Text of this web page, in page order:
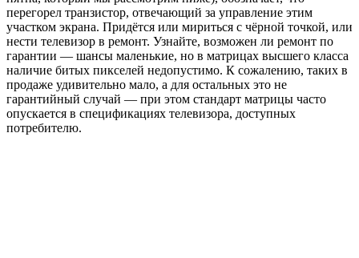
перегорел транзистор, отвечающий за управление этим
участком экрана. Придётся или мириться с чёрной точкой, или
нести телевизор в ремонт. Узнайте, возможен ли ремонт по
гарантии — шансы маленькие, но в матрицах высшего класса
наличие битых пикселей недопустимо. К сожалению, таких в
продаже удивительно мало, а для остальных это не
гарантийный случай — при этом стандарт матрицы часто
опускается в спецификациях телевизора, доступных
потребителю.